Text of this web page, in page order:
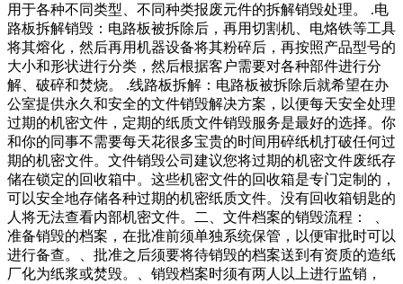
用于各种不同类型、不同种类报废元件的拆解销毁处理。 .电
路板拆解销毁：电路板被拆除后，再用切割机、电烙铁等工具
将其熔化，然后再用机器设备将其粉碎后，再按照产品型号的
大小和形状进行分类，然后根据客户需要对各种部件进行分
解、破碎和焚烧。 .线路板拆解：电路板被拆除后就希望在办
公室提供永久和安全的文件销毁解决方案，以便每天安全处理
过期的机密文件，定期的纸质文件销毁服务是最好的选择。你
和你的同事不需要每天花很多宝贵的时间用碎纸机打破任何过
期的机密文件。文件销毁公司建议您将过期的机密文件废纸存
储在锁定的回收箱中。这些机密文件的回收箱是专门定制的，
可以安全地存储各种过期的机密纸质文件。没有回收箱钥匙的
人将无法查看内部机密文件。二、文件档案的销毁流程： 、
准备销毁的档案，在批准前须单独系统保管，以便审批时可以
进行备查。、批准之后须要将待销毁的档案送到有资质的造纸
厂化为纸浆或焚毁。、销毁档案时须有两人以上进行监销，